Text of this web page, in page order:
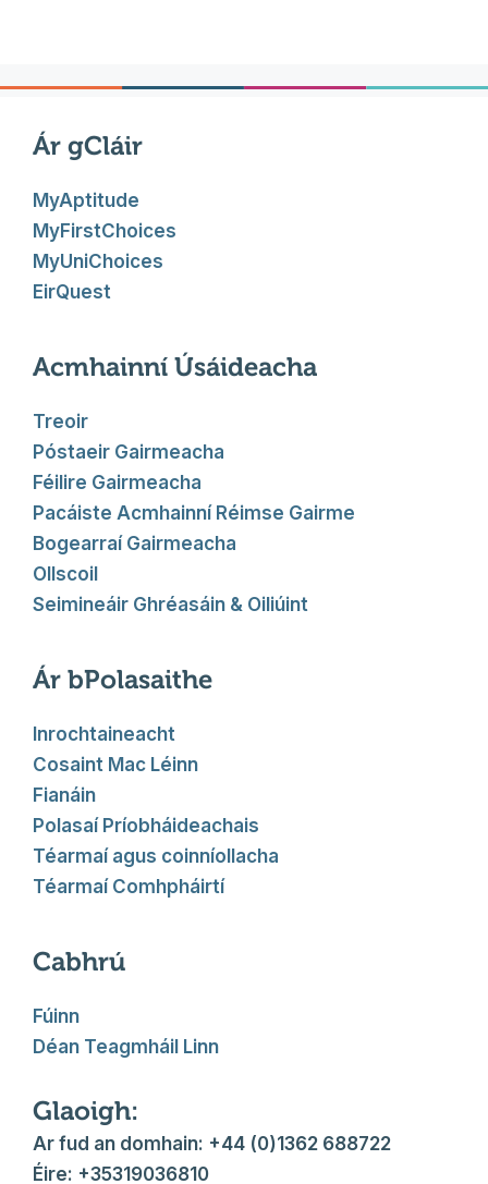
Ár gCláir
MyAptitude
MyFirstChoices
MyUniChoices
EirQuest
Acmhainní Úsáideacha
Treoir
Póstaeir Gairmeacha
Féilire Gairmeacha
Pacáiste Acmhainní Réimse Gairme
Bogearraí Gairmeacha
Ollscoil
Seimineáir Ghréasáin & Oiliúint
Ár bPolasaithe
Inrochtaineacht
Cosaint Mac Léinn
Fianáin
Polasaí Príobháideachais
Téarmaí agus coinníollacha
Téarmaí Comhpháirtí
Cabhrú
Fúinn
Déan Teagmháil Linn
Glaoigh:
Ar fud an domhain: +44 (0)1362 688722
Éire: +35319036810